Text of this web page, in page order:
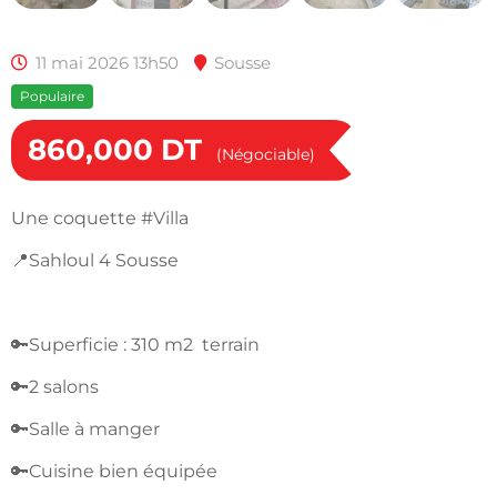
11 mai 2026 13h50 Sousse
Populaire
860,000 DT (Négociable)
Une coquette #Villa
📍Sahloul 4 Sousse
🔑Superficie : 310 m2 terrain
🔑2 salons
🔑Salle à manger
🔑Cuisine bien équipée